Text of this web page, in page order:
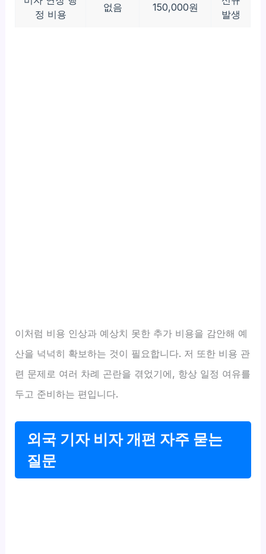
정 비용
없음 150,000원
발생
이처럼 비용 인상과 예상치 못한 추가 비용을 감안해 예
산을 넉넉히 확보하는 것이 필요합니다. 저 또한 비용 관
련 문제로 여러 차례 곤란을 겪었기에, 항상 일정 여유를
두고 준비하는 편입니다.
외국 기자 비자 개편 자주 묻는
질문